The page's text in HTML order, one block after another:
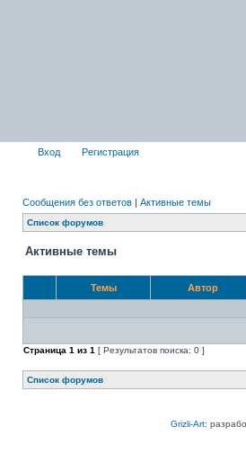
Вход Регистрация
Сообщения без ответов | Активные темы
Список форумов
Активные темы
Темы Автор
Страница 1 из 1 [ Результатов поиска: 0 ]
Список форумов
Grizli-Art: